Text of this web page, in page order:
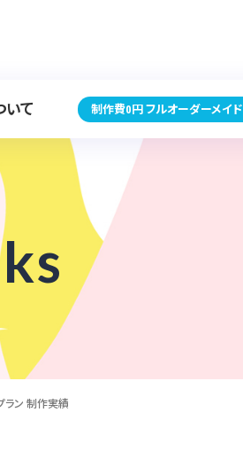
いて 制作費0円 フルオーダーメイド
ラン 制作実績